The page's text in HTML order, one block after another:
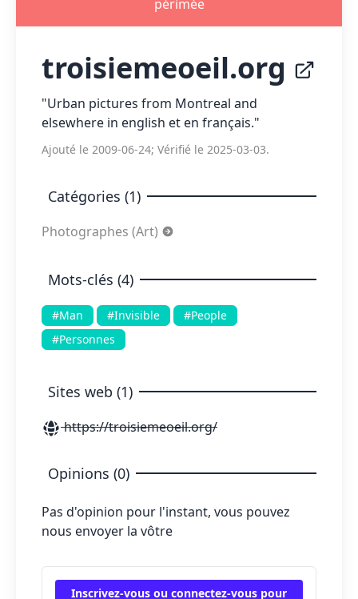
périmée
troisiemeoeil.org
"Urban pictures from Montreal and
elsewhere in english et en français."
Ajouté le 2009-06-24; Vérifié le 2025-03-03.
Catégories (1)
Photographes (Art)
Mots-clés (4)
#Man #Invisible
#People
#Personnes
Sites web (1)
https://troisiemeoeil.org/
Opinions (0)
Pas d'opinion pour l'instant, vous pouvez
nous envoyer la vôtre
Inscrivez-vous ou connectez-vous pour